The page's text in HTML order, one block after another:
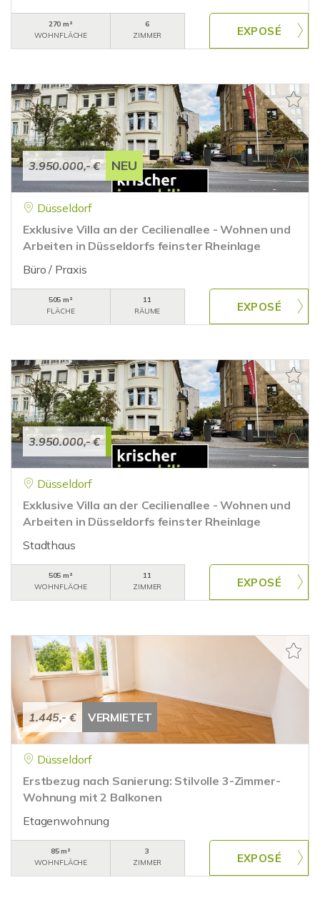
270 m²
WOHNFLÄCHE
6
ZIMMER
3.950.000,- € NEU
Düsseldorf
Exklusive Villa an der Cecilienallee - Wohnen und
Arbeiten in Düsseldorfs feinster Rheinlage
Büro / Praxis
505 m²
FLÄCHE
11
RÄUME
3.950.000,- €
Düsseldorf
Exklusive Villa an der Cecilienallee - Wohnen und
Arbeiten in Düsseldorfs feinster Rheinlage
Stadthaus
505 m²
WOHNFLÄCHE
11
ZIMMER
1.445,- € VERMIETET
Düsseldorf
Erstbezug nach Sanierung: Stilvolle 3-Zimmer-
Wohnung mit 2 Balkonen
Etagenwohnung
85 m²
WOHNFLÄCHE
3
ZIMMER